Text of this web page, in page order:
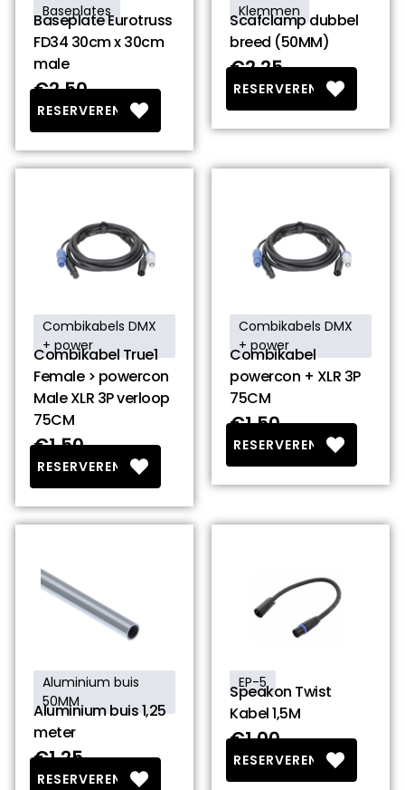
Baseplates
Baseplate Eurotruss
FD34 30cm x 30cm
male
€2.50
RESERVEREN
Klemmen
Scafclamp dubbel
breed (50MM)
€2.25
RESERVEREN
Combikabels DMX
+ power
Combikabel True1
Female > powercon
Male XLR 3P verloop
75CM
€1.50
RESERVEREN
Combikabels DMX
+ power
Combikabel
powercon + XLR 3P
75CM
€1.50
RESERVEREN
Aluminium buis
50MM
Aluminium buis 1,25
meter
€1.25
RESERVEREN
EP-5
Speakon Twist
Kabel 1,5M
€1.00
RESERVEREN